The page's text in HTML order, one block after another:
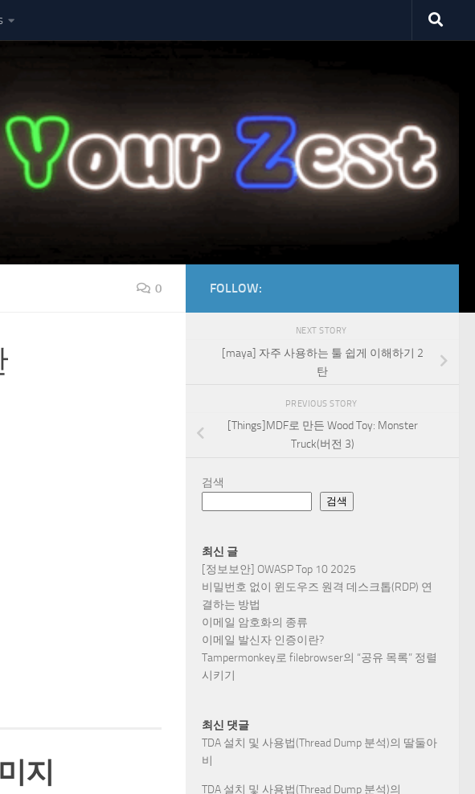
0
지
FOLLOW:
NEXT STORY
[maya] 자주 사용하는 툴 쉽게 이해하기 2
탄
PREVIOUS STORY
[Things]MDF로 만든 Wood Toy: Monster
Truck(버전 3)
검색
검색
최신 글
[정보보안] OWASP Top 10 2025
비밀번호 없이 윈도우즈 원격 데스크톱(RDP) 연
결하는 방법
이메일 암호화의 종류
이메일 발신자 인증이란?
Tampermonkey로 filebrowser의 “공유 목록” 정렬
시키기
최신 댓글
TDA 설치 및 사용법(Thread Dump 분석)의 딸둘아
비
TDA 설치 및 사용법(Thread Dump 분석)의